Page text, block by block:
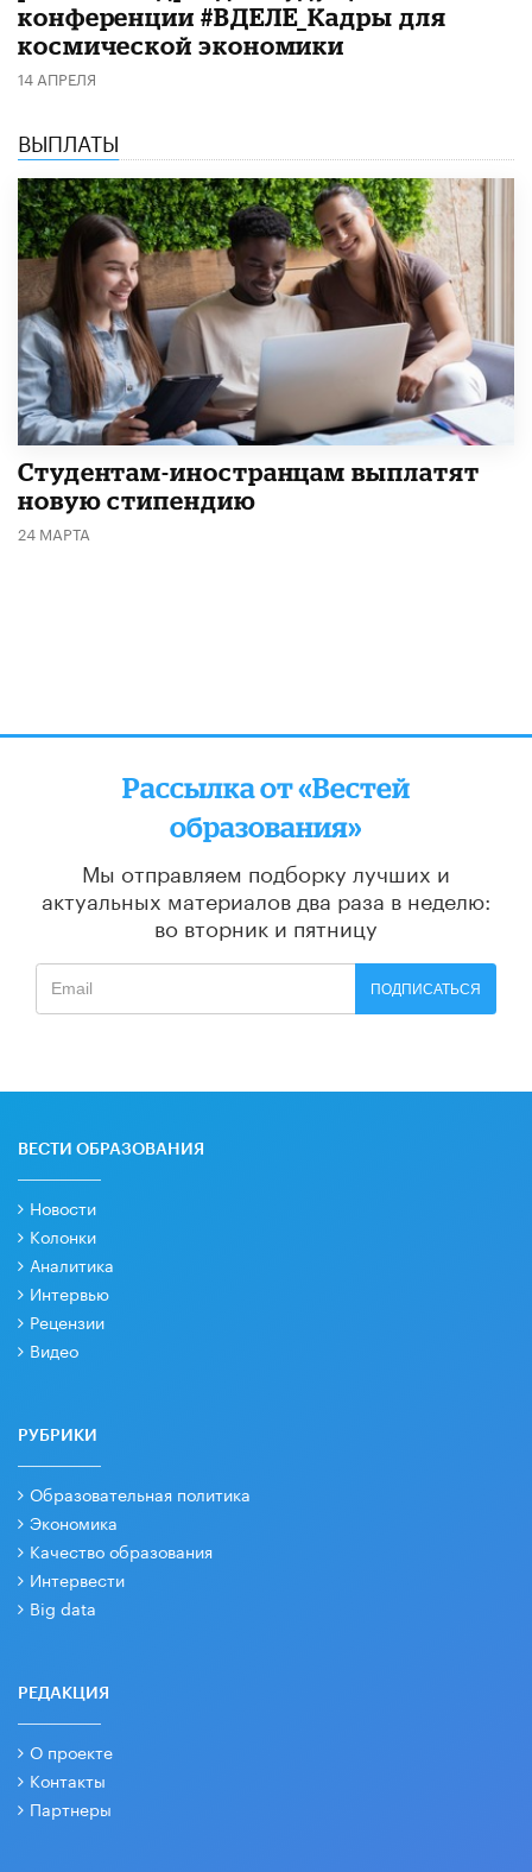
конференции #ВДЕЛЕ_Кадры для
космической экономики
14 АПРЕЛЯ
ВЫПЛАТЫ
Студентам-иностранцам выплатят
новую стипендию
24 МАРТА
Рассылка от «Вестей
образования»
Мы отправляем подборку лучших и
актуальных материалов два раза в неделю:
во вторник и пятницу
ПОДПИСАТЬСЯ
ВЕСТИ ОБРАЗОВАНИЯ
Новости
Колонки
Аналитика
Интервью
Рецензии
Видео
РУБРИКИ
Образовательная политика
Экономика
Качество образования
Интервести
Big data
РЕДАКЦИЯ
О проекте
Контакты
Партнеры